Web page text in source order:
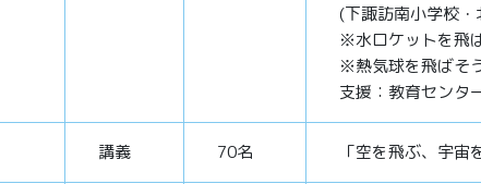
(下諏訪南小学校
※水ロケットを飛
※熱気球を飛ばそ
支援：教育センタ
講義 70名 「空を飛ぶ、宇宙